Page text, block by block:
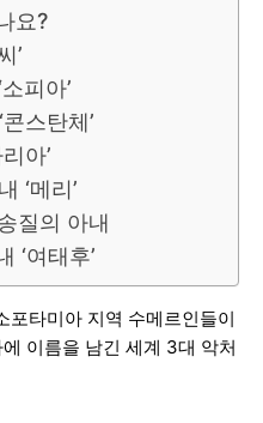
요?
’
피아’
스탄체’
아’
‘메리’
질의 아내
‘여태후’
타미아 지역 수메르인들이
이름을 남긴 세계 3대 악처